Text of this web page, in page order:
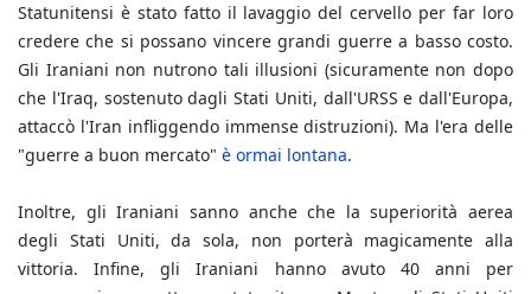
Statunitensi è stato fatto il lavaggio del cervello per far loro
credere che si possano vincere grandi guerre a basso costo.
Gli Iraniani non nutrono tali illusioni (sicuramente non dopo
che l'Iraq, sostenuto dagli Stati Uniti, dall'URSS e dall'Europa,
attaccò l'Iran infliggendo immense distruzioni). Ma l'era delle
"guerre a buon mercato" è ormai lontana.
Inoltre, gli Iraniani sanno anche che la superiorità aerea
degli Stati Uniti, da sola, non porterà magicamente alla
vittoria. Infine, gli Iraniani hanno avuto 40 anni per